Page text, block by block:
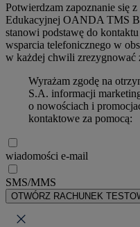
Potwierdzam zapoznanie się z
Edukacyjnej OANDA TMS
stanowi podstawę do
wsparcia telefonicznego w
w każdej chwili zrezygnować
Wyrażam zgodę na
S.A. informacji
o nowościach i
kontaktowe za pomocą:
wiadomości e-mail
SMS/MMS
OTWÓRZ RACHUNEK